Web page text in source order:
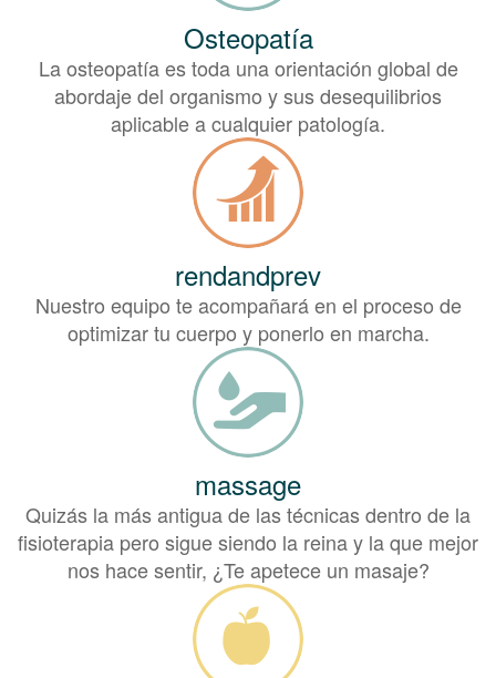
Osteopatía
La osteopatía es toda una orientación global de
abordaje del organismo y sus desequilibrios
aplicable a cualquier patología.
rendandprev
Nuestro equipo te acompañará en el proceso de
optimizar tu cuerpo y ponerlo en marcha.
massage
Quizás la más antigua de las técnicas dentro de la
fisioterapia pero sigue siendo la reina y la que mejor
nos hace sentir, ¿Te apetece un masaje?